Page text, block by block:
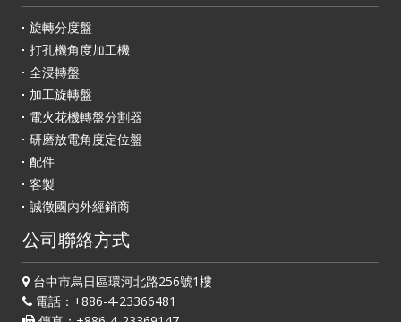
旋轉分度盤
打孔機角度加工機
全浸轉盤
加工旋轉盤
電火花機轉盤分割器
研磨放電角度定位盤
配件
客製
誠徵國內外經銷商
公司聯絡方式
台中市烏日區環河北路256號1樓
電話：+886-4-23366481